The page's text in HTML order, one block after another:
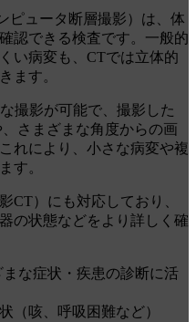
ピュータ断層撮影）は、体
認できる検査です。一般的
い病変も、CTでは立体的
ます。
撮影が可能で、撮影した
さまざまな角度からの画
れにより、小さな病変や複
す。
CT）にも対応しており、
の状態などをより詳しく確
な症状・疾患の診断に活
（咳、呼吸困難など）